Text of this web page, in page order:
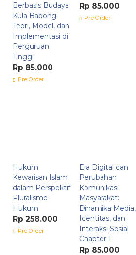
Berbasis Budaya
Kula Babong:
Teori, Model, dan
Implementasi di
Perguruan
Tinggi
Rp 85.000
Pre Order
Rp 85.000
Pre Order
Hukum
Kewarisan Islam
dalam Perspektif
Pluralisme
Hukum
Rp 258.000
Pre Order
Era Digital dan
Perubahan
Komunikasi
Masyarakat:
Dinamika Media,
Identitas, dan
Interaksi Sosial
Chapter 1
Rp 85.000